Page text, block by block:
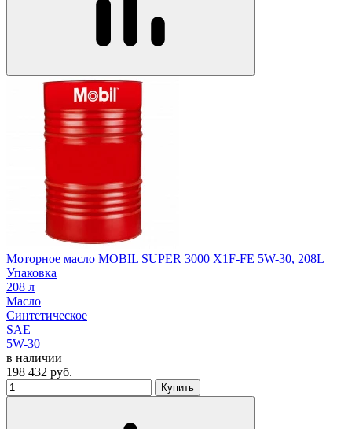
Моторное масло MOBIL SUPER 3000 X1F-FE 5W-30, 208L
Упаковка
208 л
Масло
Синтетическое
SAE
5W-30
в наличии
198 432 руб.
Купить